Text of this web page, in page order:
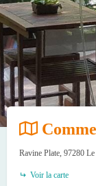
Ravine Plate, 97280
Voir la carte